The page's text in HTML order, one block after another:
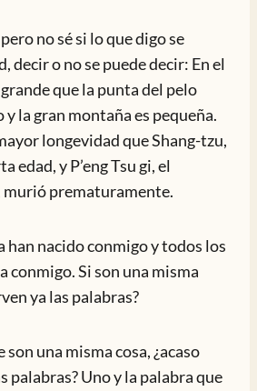
no sé si lo que digo se
decir o no se puede decir: En el
que la punta del pelo
la gran montaña es pequeña.
longevidad que Shang-tzu,
edad, y P’eng Tsu gi, el
prematuramente.
han nacido conmigo y todos los
conmigo. Si son una misma
ya las palabras?
son una misma cosa, ¿acaso
palabras? Uno y la palabra que